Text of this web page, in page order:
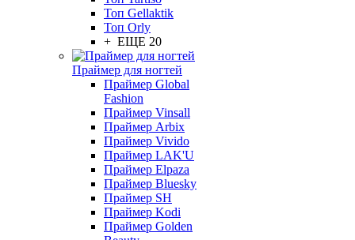
Топ Gellaktik
Топ Orly
+ ЕЩЕ 20
Праймер для ногтей
Праймер Global
Fashion
Праймер Vinsall
Праймер Arbix
Праймер Vivido
Праймер LAK'U
Праймер Elpaza
Праймер Bluesky
Праймер SH
Праймер Kodi
Праймер Golden